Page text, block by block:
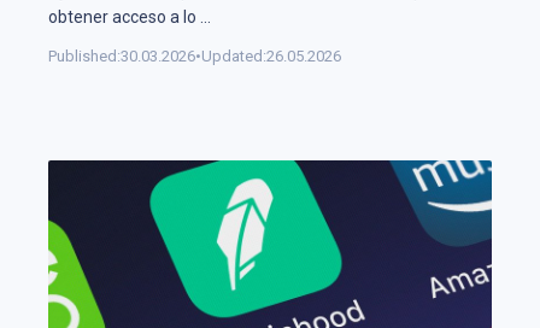
obtener acceso a lo
Published:30.03.2026•Updated:26.05.2026